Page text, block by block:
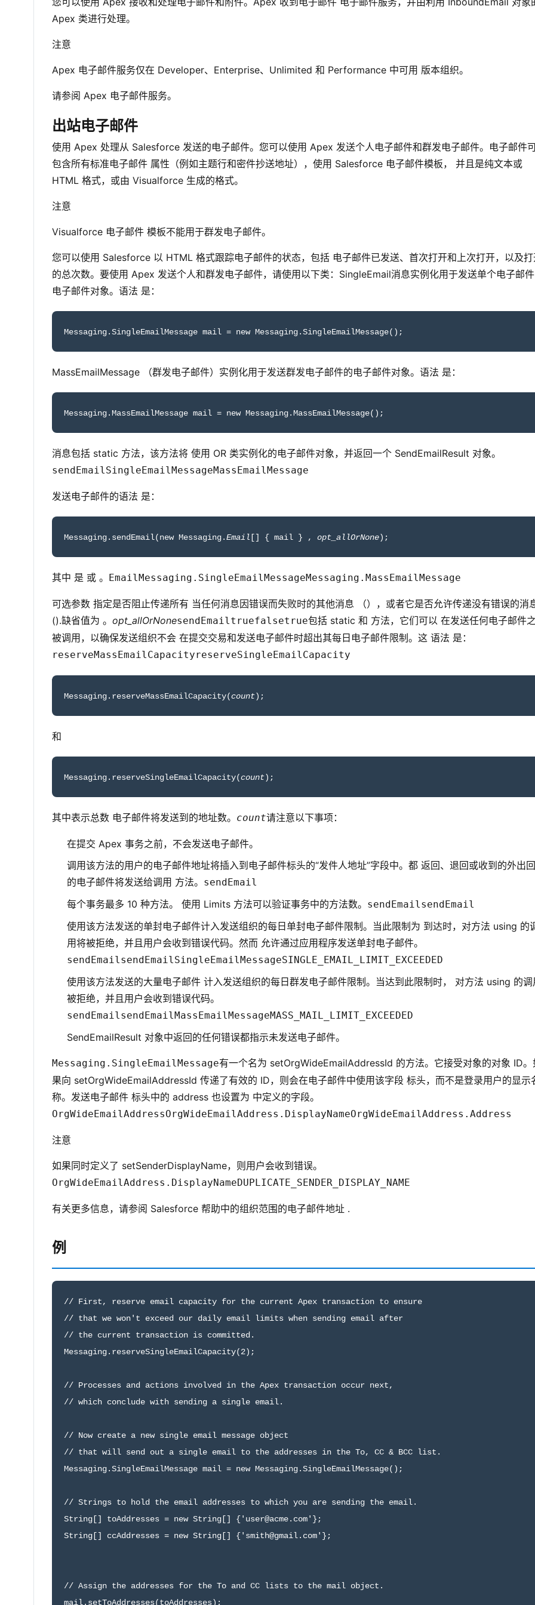
Apex 类进行处理。
注意
Apex 电子邮件服务仅在 Developer、Enterprise、Unlimited 和 Performance 中可用 版本组织。
请参阅 Apex 电子邮件服务。
出站电子邮件
使用 Apex 处理从 Salesforce 发送的电子邮件。您可以使用 Apex 发送个人电子邮件和群发电子邮件。电子邮件
包含所有标准电子邮件 属性（例如主题行和密件抄送地址），使用 Salesforce 电子邮件模板， 并且是纯文本或
HTML 格式，或由 Visualforce 生成的格式。
注意
Visualforce 电子邮件 模板不能用于群发电子邮件。
您可以使用 Salesforce 以 HTML 格式跟踪电子邮件的状态，包括 电子邮件已发送、首次打开和上次打开，以及
的总次数。要使用 Apex 发送个人和群发电子邮件，请使用以下类：SingleEmail消息实例化用于发送单个电子邮
电子邮件对象。语法 是：
Messaging.SingleEmailMessage mail = new Messaging.SingleEmailMessage();
MassEmailMessage （群发电子邮件）实例化用于发送群发电子邮件的电子邮件对象。语法 是：
Messaging.MassEmailMessage mail = new Messaging.MassEmailMessage();
消息包括 static 方法，该方法将 使用 OR 类实例化的电子邮件对象，并返回一个 SendEmailResult 对象。
sendEmailSingleEmailMessageMassEmailMessage
发送电子邮件的语法 是：
Messaging.sendEmail(new Messaging.Email [] { mail } , opt_allOrNone);
其中 是 或 。 EmailMessaging.SingleEmailMessageMessaging.MassEmailMessage
可选参数 指定是否阻止传递所有 当任何消息因错误而失败时的其他消息 （），或者它是否允许传递没有错误的消
().缺省值为 。 opt_allOrNonesendEmailtruefalsetrue包括 static 和 方法，它们可以 在发送任何电子邮件
被调用，以确保发送组织不会 在提交交易和发送电子邮件时超出其每日电子邮件限制。这 语法 是：
reserveMassEmailCapacityreserveSingleEmailCapacity
Messaging.reserveMassEmailCapacity(count);
和
Messaging.reserveSingleEmailCapacity(count);
其中表示总数 电子邮件将发送到的地址数。 count请注意以下事项：
在提交 Apex 事务之前，不会发送电子邮件。
调用该方法的用户的电子邮件地址将插入到电子邮件标头的“发件人地址”字段中。都 返回、退回或收到的外出
的电子邮件将发送给调用 方法。 sendEmail
每个事务最多 10 种方法。 使用 Limits 方法可以验证事务中的方法数。 sendEmailsendEmail
使用该方法发送的单封电子邮件计入发送组织的每日单封电子邮件限制。当此限制为 到达时，对方法 using 的
用将被拒绝，并且用户会收到错误代码。然而 允许通过应用程序发送单封电子邮件。
sendEmailsendEmailSingleEmailMessageSINGLE_EMAIL_LIMIT_EXCEEDED
使用该方法发送的大量电子邮件 计入发送组织的每日群发电子邮件限制。当达到此限制时， 对方法 using 的调
被拒绝，并且用户会收到错误代码。
sendEmailsendEmailMassEmailMessageMASS_MAIL_LIMIT_EXCEEDED
SendEmailResult 对象中返回的任何错误都指示未发送电子邮件。
Messaging.SingleEmailMessage有一个名为 setOrgWideEmailAddressId 的方法。它接受对象的对象 ID。
果向 setOrgWideEmailAddressId 传递了有效的 ID，则会在电子邮件中使用该字段 标头，而不是登录用户的显示
称。发送电子邮件 标头中的 address 也设置为 中定义的字段。
OrgWideEmailAddressOrgWideEmailAddress.DisplayNameOrgWideEmailAddress.Address
注意
如果同时定义了 setSenderDisplayName，则用户会收到错误。
OrgWideEmailAddress.DisplayNameDUPLICATE_SENDER_DISPLAY_NAME
有关更多信息，请参阅 Salesforce 帮助中的组织范围的电子邮件地址 .
例
// First, reserve email capacity for the current Apex transaction to ensure
// that we won't exceed our daily email limits when sending email after
// the current transaction is committed.
Messaging.reserveSingleEmailCapacity(2);
// Processes and actions involved in the Apex transaction occur next,
// which conclude with sending a single email.
// Now create a new single email message object
// that will send out a single email to the addresses in the To, CC & BCC list.
Messaging.SingleEmailMessage mail = new Messaging.SingleEmailMessage();
// Strings to hold the email addresses to which you are sending the email.
String[] toAddresses = new String[] {'user@acme.com'};
String[] ccAddresses = new String[] {'smith@gmail.com'};
// Assign the addresses for the To and CC lists to the mail object.
mail.setToAddresses(toAddresses);